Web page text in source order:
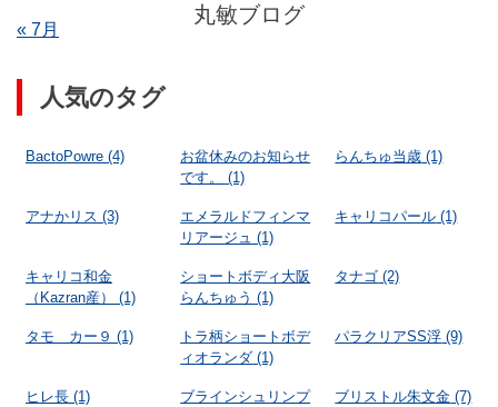
丸敏ブログ
« 7月
人気のタグ
BactoPowre (4)
お盆休みのお知らせ
です。
(1)
らんちゅ当歳 (1)
アナかリス (3)
エメラルドフィンマ
リアージュ (1)
キャリコパール (1)
キャリコ和金
（Kazran産）
(1)
ショートボディ大阪
らんちゅう (1)
タナゴ (2)
タモ カー９ (1)
トラ柄ショートボデ
ィオランダ (1)
パラクリアSS浮 (9)
ヒレ長 (1)
ブラインシュリンプ
ブリストル朱文金 (7)